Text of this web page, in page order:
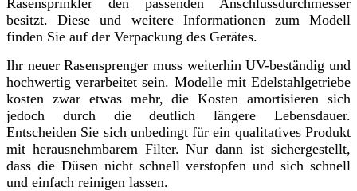
besitzt. Diese und weitere Informationen zum Modell
finden Sie auf der Verpackung des Gerätes.
Ihr neuer Rasensprenger muss weiterhin UV-beständig und
hochwertig verarbeitet sein. Modelle mit Edelstahlgetriebe
kosten zwar etwas mehr, die Kosten amortisieren sich
jedoch durch die deutlich längere Lebensdauer.
Entscheiden Sie sich unbedingt für ein qualitatives Produkt
mit herausnehmbarem Filter. Nur dann ist sichergestellt,
dass die Düsen nicht schnell verstopfen und sich schnell
und einfach reinigen lassen.